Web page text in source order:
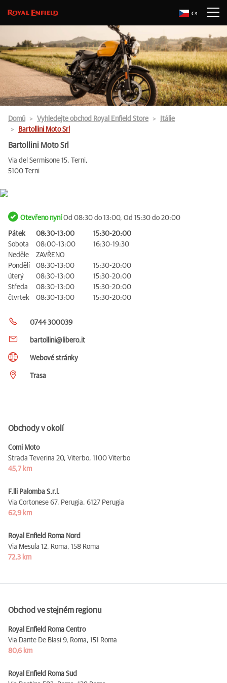
Cs
Domů Vyhledejte obchod Royal Enfield Store
Itálie
Bartollini Moto Srl
Bartollini Moto Srl
Via del Sermisone 15, Terni,
5100 Terni
Otevřeno nyní Od 08:30 do 13:00, Od 15:30 do 20:00
Pátek 08:30-13:00
15:30-20:00
Sobota
08:00-13:00
16:30-19:30
Neděle
ZAVŘENO
Pondělí
08:30-13:00
15:30-20:00
úterý
08:30-13:00
15:30-20:00
Středa
08:30-13:00
15:30-20:00
čtvrtek
08:30-13:00 15:30-20:00
0744 300039
bartollini@libero.it
Webové stránky
Trasa
Obchody v okolí
Comi Moto
Strada Teverina 20, Viterbo, 1100 Viterbo
45,7 km
F.lli Palomba S.r.l.
Via Cortonese 67, Perugia, 6127 Perugia
62,9 km
Royal Enfield Roma Nord
Via Mesula 12, Roma, 158 Roma
72,3 km
Obchod ve stejném regionu
Royal Enfield Roma Centro
Via Dante De Blasi 9, Roma, 151 Roma
80,6 km
Royal Enfield Roma Sud